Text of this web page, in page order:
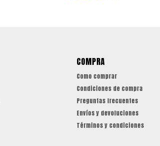
COMPRA
Como comprar
Condiciones de compra
Preguntas frecuentes
Envíos y devoluciones
Términos y condiciones